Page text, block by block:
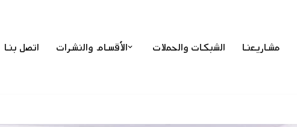
مشاريعنا الشبكات والحملات الأقسام والنشرات اتصل بنا